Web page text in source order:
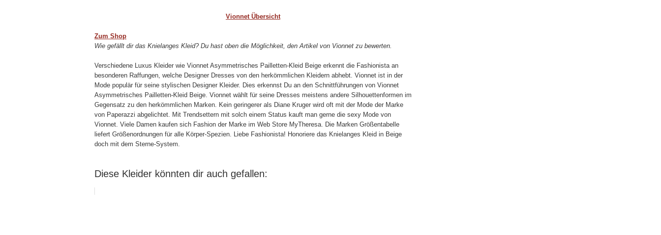
Vionnet Übersicht
Zum Shop
Wie gefällt dir das Knielanges Kleid? Du hast oben die Möglichkeit, den Artikel von Vionnet zu bewerten.
Verschiedene Luxus Kleider wie Vionnet Asymmetrisches Pailletten-Kleid Beige erkennt die Fashionista an
besonderen Raffungen, welche Designer Dresses von den herkömmlichen Kleidern abhebt. Vionnet ist in der
Mode populär für seine stylischen Designer Kleider. Dies erkennst Du an den Schnittführungen von Vionnet
Asymmetrisches Pailletten-Kleid Beige. Vionnet wählt für seine Dresses meistens andere Silhouettenformen im
Gegensatz zu den herkömmlichen Marken. Kein geringerer als Diane Kruger wird oft mit der Mode der Marke
von Paperazzi abgelichtet. Mit Trendsettern mit solch einem Status kauft man gerne die sexy Mode von
Vionnet. Viele Damen kaufen sich Fashion der Marke im Web Store MyTheresa. Die Marken Größentabelle
liefert Größenordnungen für alle Körper-Spezien. Liebe Fashionista! Honoriere das Knielanges Kleid in Beige
doch mit dem Sterne-System.
Diese Kleider könnten dir auch gefallen: